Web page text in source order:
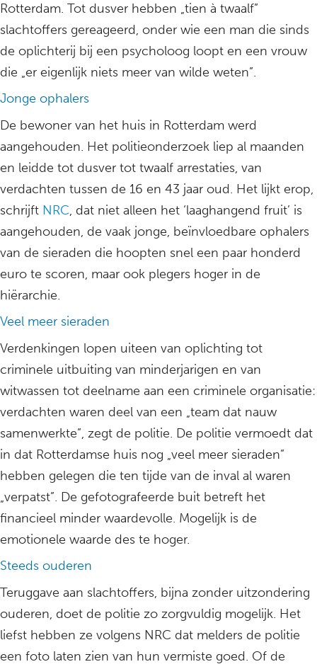
Rotterdam. Tot dusver hebben „tien à twaalf”
slachtoffers gereageerd, onder wie een man die sinds
de oplichterij bij een psycholoog loopt en een vrouw
die „er eigenlijk niets meer van wilde weten”.
Jonge ophalers
De bewoner van het huis in Rotterdam werd
aangehouden. Het politieonderzoek liep al maanden
en leidde tot dusver tot twaalf arrestaties, van
verdachten tussen de 16 en 43 jaar oud. Het lijkt erop,
schrijft NRC, dat niet alleen het ‘laaghangend fruit’ is
aangehouden, de vaak jonge, beïnvloedbare ophalers
van de sieraden die hoopten snel een paar honderd
euro te scoren, maar ook plegers hoger in de
hiërarchie.
Veel meer sieraden
Verdenkingen lopen uiteen van oplichting tot
criminele uitbuiting van minderjarigen en van
witwassen tot deelname aan een criminele organisatie:
verdachten waren deel van een „team dat nauw
samenwerkte”, zegt de politie. De politie vermoedt dat
in dat Rotterdamse huis nog „veel meer sieraden”
hebben gelegen die ten tijde van de inval al waren
„verpatst”. De gefotografeerde buit betreft het
financieel minder waardevolle. Mogelijk is de
emotionele waarde des te hoger.
Steeds ouderen
Teruggave aan slachtoffers, bijna zonder uitzondering
ouderen, doet de politie zo zorgvuldig mogelijk. Het
liefst hebben ze volgens NRC dat melders de politie
een foto laten zien van hun vermiste goed. Of de